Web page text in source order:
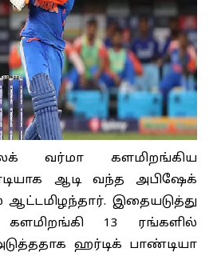
வர்மா களமிறங்கிய
ஆடி வந்த அபிஷேக்
ஆட்டமிழந்தார். இதையடுத்து
13 ரங்களில்
ஹர்டிக் பாண்டியா